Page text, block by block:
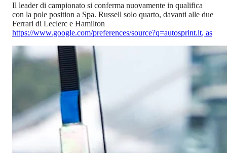
Il leader di campionato si conferma nuovamente in qualifica
con la pole position a Spa. Russell solo quarto, davanti alle due
Ferrari di Leclerc e Hamilton
https://www.google.com/preferences/source?q=autosprint.it, as